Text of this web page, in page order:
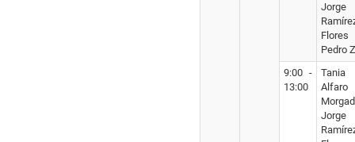
Jorge
Flores
Pedro
9:00 -
13:00
Tania
Alfaro
Jorge